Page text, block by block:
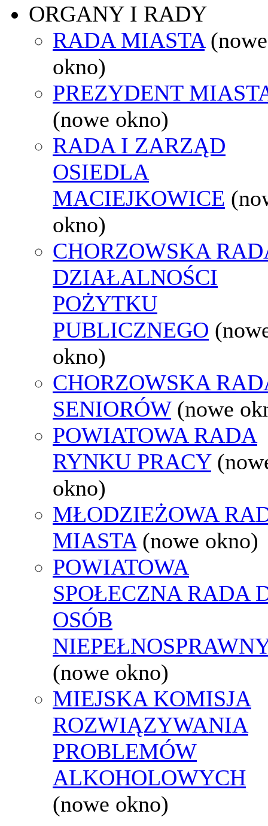
ORGANY I RADY
RADA MIASTA (nowe
okno)
PREZYDENT
(nowe okno)
RADA I ZARZĄD
OSIEDLA
MACIEJKOWICE
okno)
CHORZOWSKA
DZIAŁALNOŚCI
POŻYTKU
PUBLICZNEGO
okno)
CHORZOWSKA
SENIORÓW (nowe
POWIATOWA RADA
RYNKU PRACY
okno)
MŁODZIEŻOWA
MIASTA (nowe okno)
POWIATOWA
SPOŁECZNA RADA
OSÓB
(nowe okno)
MIEJSKA KOMISJA
ROZWIĄZYWANIA
PROBLEMÓW
ALKOHOLOWYCH
(nowe okno)